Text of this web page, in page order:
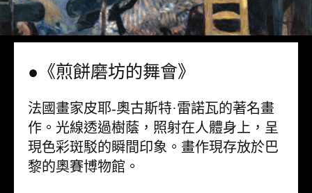
●《煎餅磨坊的舞會》
法國畫家皮耶-奧古斯特·雷諾瓦的著名畫
作。光線透過樹蔭，照射在人體身上，呈
現色彩斑駁的瞬間印象。畫作現存放於巴
黎的奧賽博物館。